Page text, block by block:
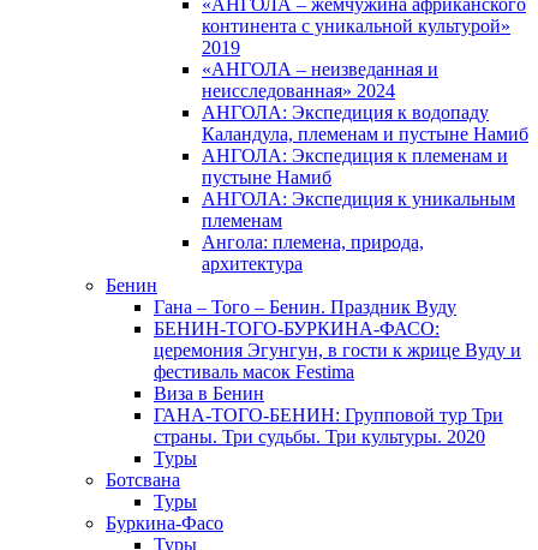
«АНГОЛА – жемчужина африканского
континента с уникальной культурой»
2019
«АНГОЛА – неизведанная и
неисследованная» 2024
АНГОЛА: Экспедиция к водопаду
Каландула, племенам и пустыне Намиб
АНГОЛА: Экспедиция к племенам и
пустыне Намиб
АНГОЛА: Экспедиция к уникальным
племенам
Ангола: племена, природа,
архитектура
Бенин
Гана – Того – Бенин. Праздник Вуду
БЕНИН-ТОГО-БУРКИНА-ФАСО:
церемония Эгунгун, в гости к жрице Вуду и
фестиваль масок Festima
Виза в Бенин
ГАНА-ТОГО-БЕНИН: Групповой тур Три
страны. Три судьбы. Три культуры. 2020
Туры
Ботсвана
Туры
Буркина-Фасо
Туры